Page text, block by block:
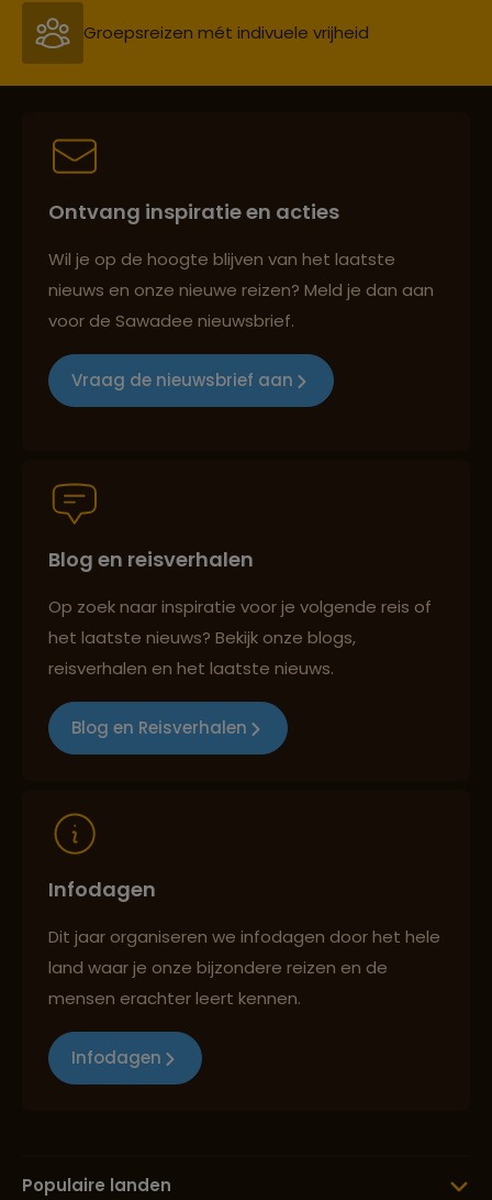
Groepsreizen mét indivuele vrijheid
Persoonlijk en deskundig reisadvies
Reizen met oog voor mens, cultuur en milieu
Persoonlijk en deskundig reisadvies
Best beoordeelde reisroutes
Ontvang inspiratie en acties
Wil je op de hoogte blijven van het laatste
nieuws en onze nieuwe reizen? Meld je dan aan
voor de Sawadee nieuwsbrief.
Vraag de nieuwsbrief aan
Blog en reisverhalen
Op zoek naar inspiratie voor je volgende reis of
het laatste nieuws? Bekijk onze blogs,
reisverhalen en het laatste nieuws.
Blog en Reisverhalen
Infodagen
Dit jaar organiseren we infodagen door het hele
land waar je onze bijzondere reizen en de
mensen erachter leert kennen.
Infodagen
Populaire landen